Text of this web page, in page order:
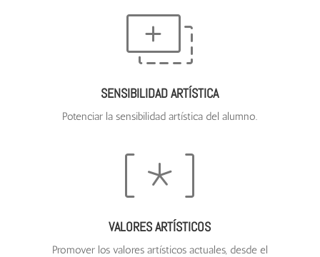
SENSIBILIDAD ARTÍSTICA
Potenciar la sensibilidad artística del alumno.
VALORES ARTÍSTICOS
Promover los valores artísticos actuales, desde el